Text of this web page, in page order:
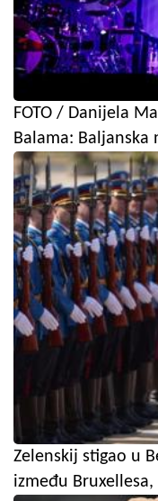
FOTO / Danijela
Balama:
Zelenskij stigao u
između